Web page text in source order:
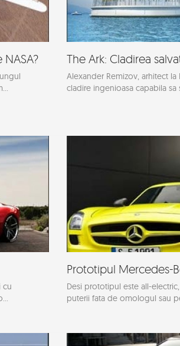
The Ark: Cladirea
Alexander Remizov, arhitect
cladire ingenioasa capabila sa
cu
Prototipul Mercedes-
Desi prototipul este all-
puterii fata de omologul sau